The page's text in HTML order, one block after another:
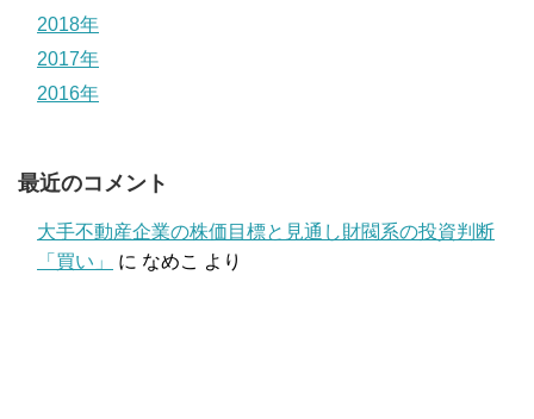
2018年
2017年
2016年
最近のコメント
大手不動産企業の株価目標と見通し財閥系の投資判断
「買い」
に なめこ より